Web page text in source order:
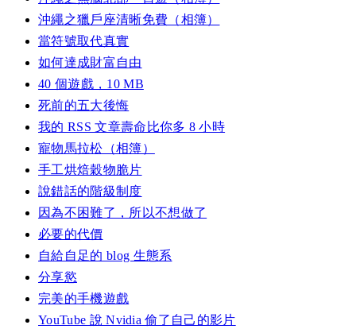
沖繩之獵戶座清晰免費（相簿）
當符號取代真實
如何達成財富自由
40 個遊戲，10 MB
死前的五大後悔
我的 RSS 文章壽命比你多 8 小時
寵物馬拉松（相簿）
手工烘焙穀物脆片
說錯話的階級制度
因為不困難了，所以不想做了
必要的代價
自給自足的 blog 生態系
分享慾
完美的手機遊戲
YouTube 說 Nvidia 偷了自己的影片